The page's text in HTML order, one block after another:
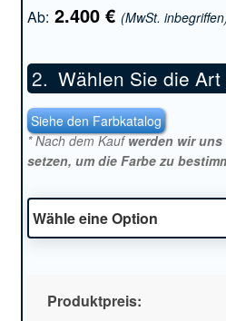
Ab: 2.400 € (MwSt.
Wählen Sie die
Siehe den Farbkatalog
* Nach dem Kaufwerden wir
setzen, um die Farbe zu
Produktpreis: